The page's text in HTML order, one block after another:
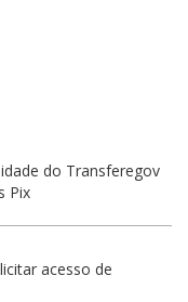
do Transferegov
Pix
acesso de